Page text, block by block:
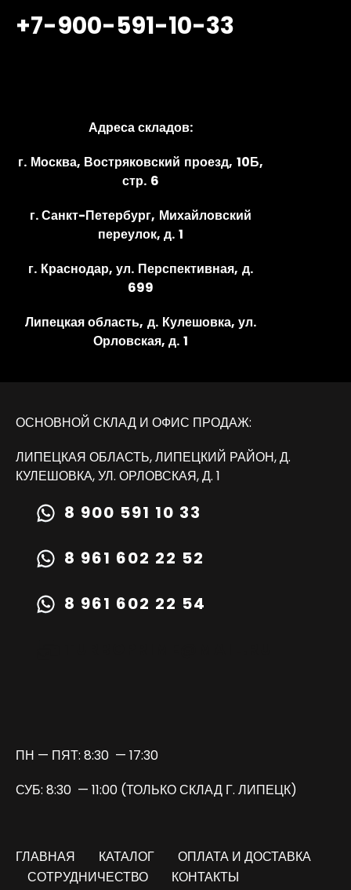
+7-900-591-10-33
Адреса складов:
г. Москва, Востряковский проезд, 10Б,
стр. 6
г. Санкт-Петербург, Михайловский
переулок, д. 1
г. Краснодар, ул. Перспективная, д.
699
Липецкая область, д. Кулешовка, ул.
Орловская, д. 1
ОСНОВНОЙ СКЛАД И ОФИС ПРОДАЖ:
ЛИПЕЦКАЯ ОБЛАСТЬ, ЛИПЕЦКИЙ РАЙОН, Д.
КУЛЕШОВКА, УЛ. ОРЛОВСКАЯ, Д. 1
8 900 591 10 33
8 961 602 22 52
8 961 602 22 54
ПН — ПЯТ: 8:30 — 17:30
СУБ: 8:30 — 11:00 (ТОЛЬКО СКЛАД Г. ЛИПЕЦК)
ГЛАВНАЯ КАТАЛОГ
ОПЛАТА И ДОСТАВКА
СОТРУДНИЧЕСТВО
КОНТАКТЫ